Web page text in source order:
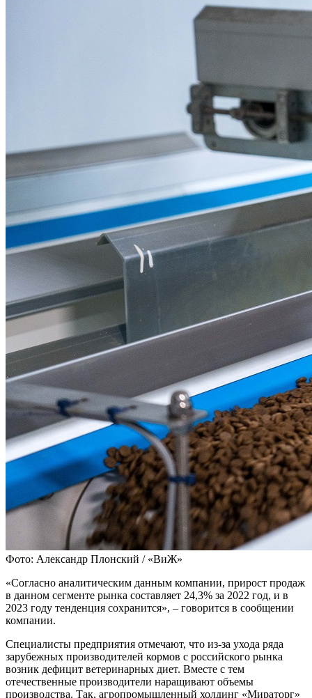
Фото: Александр Плонский / «ВиЖ»
«Согласно аналитическим данным компании, прирост продаж
в данном сегменте рынка составляет 24,3% за 2022 год, и в
2023 году тенденция сохранится», – говорится в сообщении
компании.
Специалисты предприятия отмечают, что из-за ухода ряда
зарубежных производителей кормов с российского рынка
возник дефицит ветеринарных диет. Вместе с тем
отечественные производители наращивают объемы
производства. Так, агропромышленный холдинг «Мираторг»